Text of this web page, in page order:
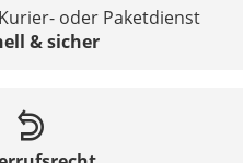
oder Paketdienst
& sicher